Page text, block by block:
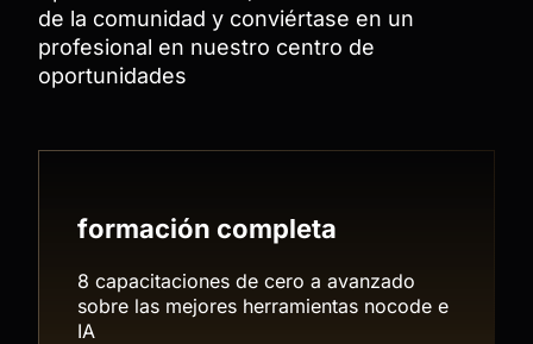
de la comunidad y conviértase en un
profesional en nuestro centro de
oportunidades
formación completa
8 capacitaciones de cero a avanzado
sobre las mejores herramientas nocode e
IA